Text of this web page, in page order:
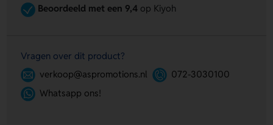
Beoordeeld met een 9,4op Kiyoh
Vragen over dit product?
verkoop@aspromotions.nl
072-3030100
Whatsapp ons!